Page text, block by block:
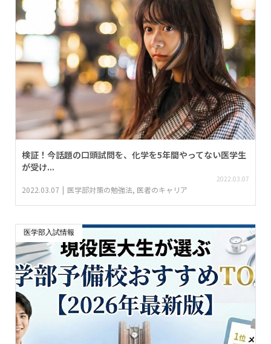
検証！今話題の口頭試問を、化学を5年間やってない医学生
が受け...
2022.03.07
2022.03.07 医学部対策の勉強法, 医者のキャリア
医学部入試情報